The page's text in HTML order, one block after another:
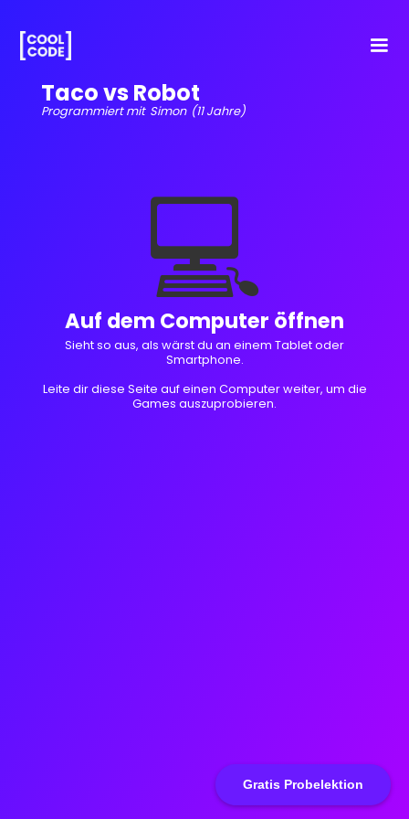
Gratis Probelektion
Taco vs Robot
Programmiert mit Simon (11 Jahre)
💻
Auf dem Computer öffnen
Sieht so aus, als wärst du an einem Tablet oder
Smartphone.
Leite dir diese Seite auf einen Computer weiter, um die
Games auszuprobieren.